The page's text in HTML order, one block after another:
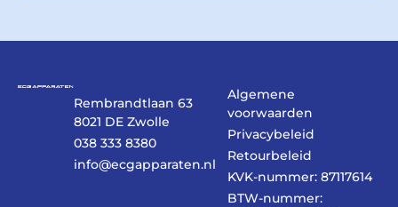
Rembrandtlaan 63
8021 DE Zwolle
038 333 8380
info@ecgapparaten.nl
Algemene
voorwaarden
Privacybeleid
Retourbeleid
KVK-nummer: 87117614
BTW-nummer: